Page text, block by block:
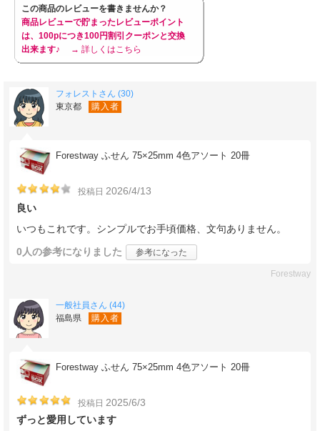
この商品のレビューを書きませんか？
商品レビューで貯まったレビューポイント
は、100pにつき100円割引クーポンと交換
出来ます♪
→ 詳しくはこちら
フォレストさん (30)
東京都
購入者
Forestway ふせん 75×25mm 4色アソート 20冊
投稿日 2026/4/13
良い
いつもこれです。シンプルでお手頃価格、文句ありません。
0人の参考になりました 参考になった
Forestway
一般社員さん (44)
福島県
購入者
Forestway ふせん 75×25mm 4色アソート 20冊
投稿日 2025/6/3
ずっと愛用しています